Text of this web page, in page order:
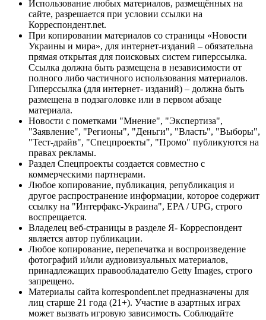
Использование любых материалов, размещённых на
сайте, разрешается при условии ссылки на
Корреспондент.net.
При копировании материалов со страницы «Новости
Украины и мира», для интернет-изданий – обязательна
прямая открытая для поисковых систем гиперссылка.
Ссылка должна быть размещена в независимости от
полного либо частичного использования материалов.
Гиперссылка (для интернет- изданий) – должна быть
размещена в подзаголовке или в первом абзаце
материала.
Новости с пометками "Мнение", "Экспертиза",
"Заявление", "Регионы", "Деньги", "Власть", "Выборы",
"Тест-драйв", "Спецпроекты", "Промо" публикуются на
правах рекламы.
Раздел Спецпроекты создается совместно с
коммерческими партнерами.
Любое копирование, публикация, републикация и
другое распространение информации, которое содержит
ссылку на "Интерфакс-Украина", EPA / UPG, строго
воспрещается.
Владелец веб-страницы в разделе Я- Корреспондент
является автор публикации.
Любое копирование, перепечатка и воспроизведение
фотографий и/или аудиовизуальных материалов,
принадлежащих правообладателю Getty Images, строго
запрещено.
Материалы сайта korrespondent.net предназначены для
лиц старше 21 года (21+). Участие в азартных играх
может вызвать игровую зависимость. Соблюдайте